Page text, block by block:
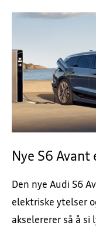
Nye S6
Den nye Audi S6
elektriske ytelser
akselererer så å